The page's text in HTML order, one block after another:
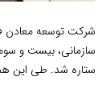
شرکت توسعه معادن
سازمانی، بیست و
ستاره شد. طی این